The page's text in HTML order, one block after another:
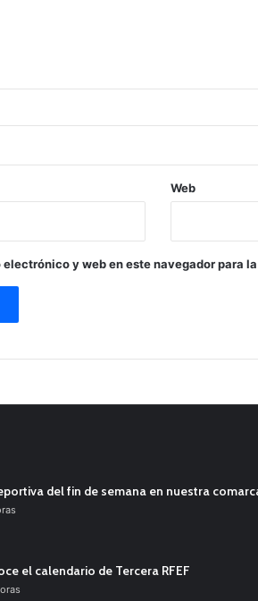
Web
y web en este navegador para
del fin de semana en nuestra
el calendario de Tercera RFEF